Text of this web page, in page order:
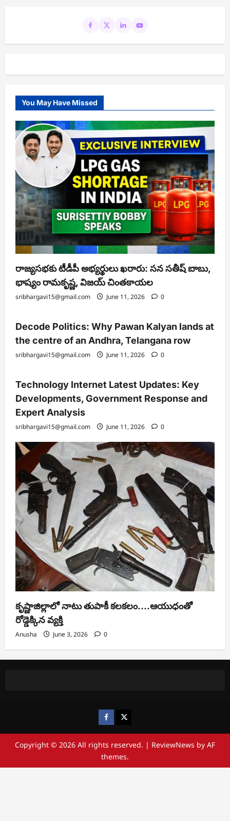
You May Have Missed
రాజ్యసభకు టీడీపీ అభ్యర్థులు ఖరారు: సన సతీష్ బాబు,
భాష్యం రామకృష్ణ, విజయ్ చింతకాయల
sribhargavi15@gmail.com June 11, 2026 0
Decode Politics: Why Pawan Kalyan lands at
the centre of an Andhra, Telangana row
sribhargavi15@gmail.com June 11, 2026 0
Technology Internet Latest Updates: Key
Developments, Government Response and
Expert Analysis
sribhargavi15@gmail.com June 11, 2026 0
కృష్ణాజిల్లాలో నాటు తుపాకీ కలకలం….ఆయుధంతో
రోడ్డెక్కిన వ్యక్తి
Anusha June 3, 2026 0
https://www.facebook.com/
https://x.com/
Copyright © 2026 All rights reserved. | ReviewNews by AF
themes.